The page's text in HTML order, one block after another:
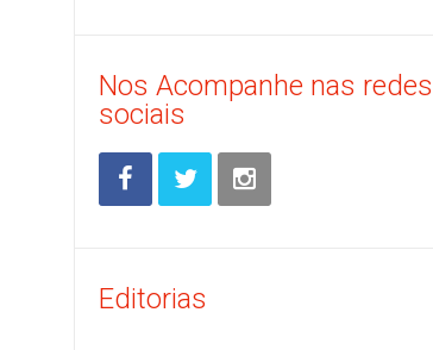
Nos Acompanhe nas redes
sociais
Editorias